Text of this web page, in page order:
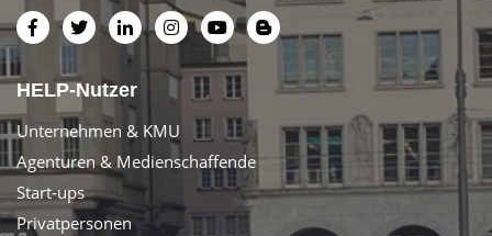
HELP-Nutzer
Unternehmen & KMU
Agenturen & Medienschaffende
Start-ups
Privatpersonen